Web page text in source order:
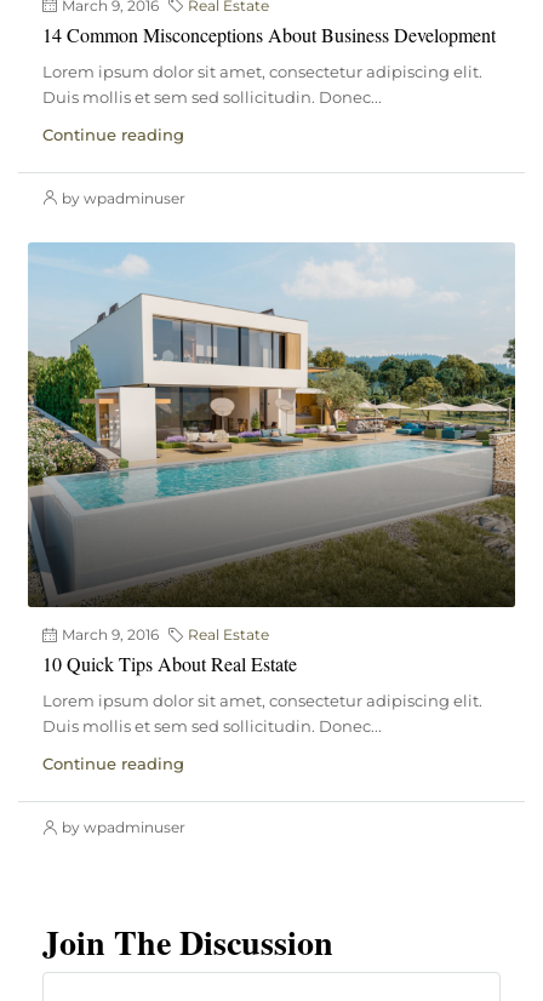
March 9, 2016 Real Estate
14 Common Misconceptions About Business Development
Lorem ipsum dolor sit amet, consectetur adipiscing elit.
Duis mollis et sem sed sollicitudin. Donec...
Continue reading
by wpadminuser
March 9, 2016 Real Estate
10 Quick Tips About Real Estate
Lorem ipsum dolor sit amet, consectetur adipiscing elit.
Duis mollis et sem sed sollicitudin. Donec...
Continue reading
by wpadminuser
Join The Discussion